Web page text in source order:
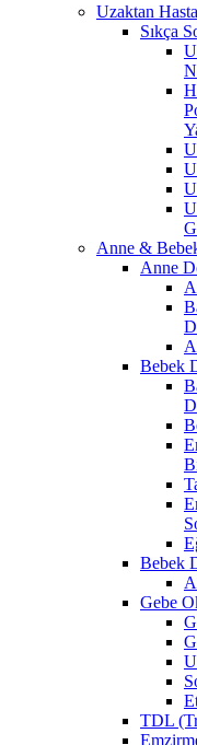
Uzaktan
Sıkça
Anne &
Anne
Bebek
Bebek
Gebe
TDL